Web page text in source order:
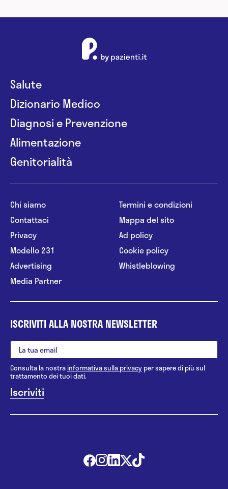
Salute
Dizionario Medico
Diagnosi e Prevenzione
Alimentazione
Genitorialità
Chi siamo
Contattaci
Privacy
Modello 231
Advertising
Media Partner
Termini e condizioni
Mappa del sito
Ad policy
Cookie policy
Whistleblowing
ISCRIVITI ALLA NOSTRA NEWSLETTER
Consulta la nostrainformativa sulla privacy per sapere di più sul
trattamento dei tuoi dati.